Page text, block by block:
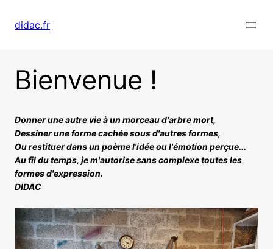
didac.fr
Bienvenue !
Donner une autre vie à un morceau d'arbre mort,
Dessiner une forme cachée sous d'autres formes,
Ou restituer dans un poème l'idée ou l'émotion perçue...
Au fil du temps, je m'autorise sans complexe toutes les
formes d'expression.
DIDAC